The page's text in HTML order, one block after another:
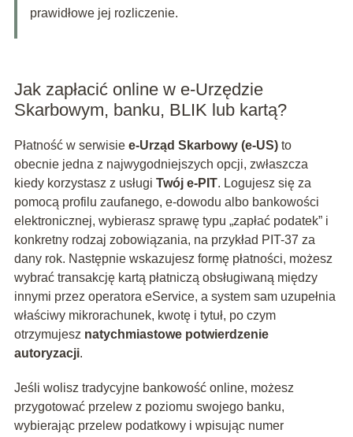
prawidłowe jej rozliczenie.
Jak zapłacić online w e-Urzędzie
Skarbowym, banku, BLIK lub kartą?
Płatność w serwisie e-Urząd Skarbowy (e-US)to
obecnie jedna z najwygodniejszych opcji, zwłaszcza
kiedy korzystasz z usługi Twój e-PIT. Logujesz się za
pomocą profilu zaufanego, e-dowodu albo bankowości
elektronicznej, wybierasz sprawę typu „zapłać podatek” i
konkretny rodzaj zobowiązania, na przykład PIT-37 za
dany rok. Następnie wskazujesz formę płatności, możesz
wybrać transakcję kartą płatniczą obsługiwaną między
innymi przez operatora eService, a system sam uzupełnia
właściwy mikrorachunek, kwotę i tytuł, po czym
otrzymujesz natychmiastowe potwierdzenie
autoryzacji.
Jeśli wolisz tradycyjne bankowość online, możesz
przygotować przelew z poziomu swojego banku,
wybierając przelew podatkowy i wpisując numer